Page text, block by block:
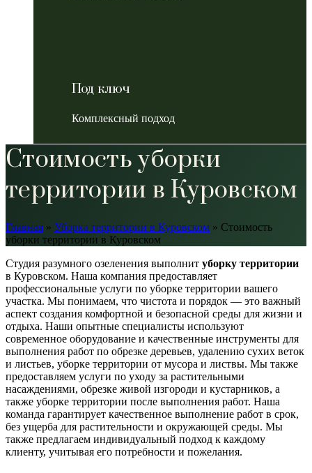
Под ключ
Комплексный подход
Стоимость уборки
территории в Куровском
Главная » Уборка территории в Куровском » Стоимость
уборки территории в Куровском
Студия разумного озеленения выполнит уборку территории
в Куровском. Наша компания предоставляет
профессиональные услуги по уборке территории вашего
участка. Мы понимаем, что чистота и порядок — это важный
аспект создания комфортной и безопасной среды для жизни и
отдыха. Наши опытные специалисты используют
современное оборудование и качественные инструменты для
выполнения работ по обрезке деревьев, удалению сухих веток
и листьев, уборке территории от мусора и листвы. Мы также
предоставляем услуги по уходу за растительными
насаждениями, обрезке живой изгороди и кустарников, а
также уборке территории после выполнения работ. Наша
команда гарантирует качественное выполнение работ в срок,
без ущерба для растительности и окружающей среды. Мы
также предлагаем индивидуальный подход к каждому
клиенту, учитывая его потребности и пожелания.